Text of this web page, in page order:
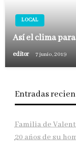
LOCAL
Así el clima
editor 7 junio, 2019
Entradas
Familia de
20 años de su